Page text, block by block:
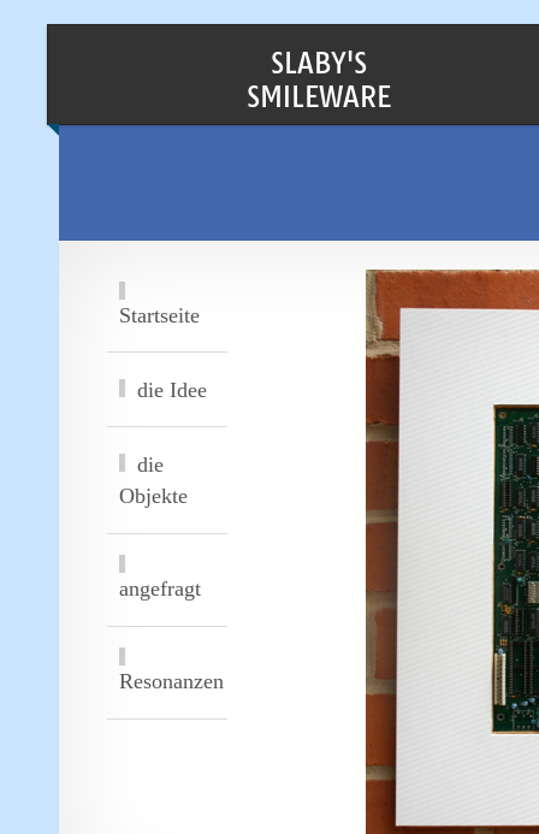
SLABY'S
SMILEWARE
Startseite
die Idee
die
Objekte
angefragt
Resonanzen